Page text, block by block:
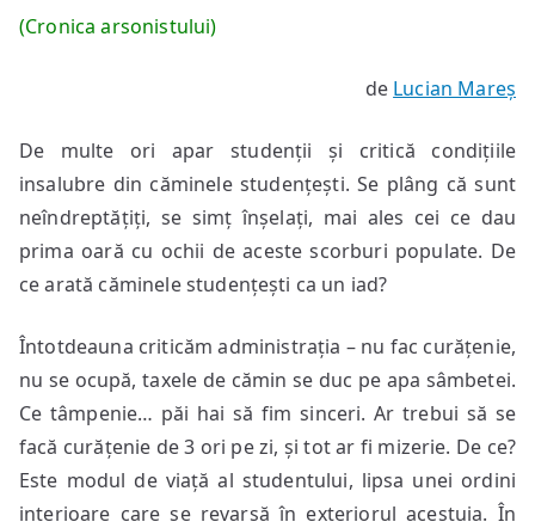
ce
(Cronica arsonistului)
de Lucian Mareș
De multe ori apar studenții și critică condițiile
insalubre din căminele studențești. Se plâng că sunt
neîndreptățiți, se simț înșelați, mai ales cei ce dau
prima oară cu ochii de aceste scorburi populate. De
ce arată căminele studențești ca un iad?
Întotdeauna criticăm administrația – nu fac curățenie,
nu se ocupă, taxele de cămin se duc pe apa sâmbetei.
Ce tâmpenie… păi hai să fim sinceri. Ar trebui să se
facă curățenie de 3 ori pe zi, și tot ar fi mizerie. De ce?
Este modul de viață al studentului, lipsa unei ordini
interioare care se revarsă în exteriorul acestuia. În